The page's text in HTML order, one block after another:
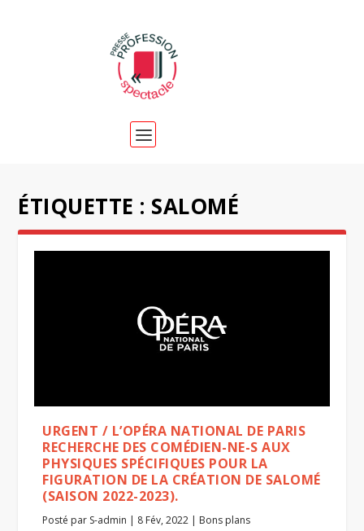
ÉTIQUETTE : SALOMÉ
URGENT / L’OPÉRA NATIONAL DE PARIS
RECHERCHE DES COMÉDIEN-NE-S AUX
PHYSIQUES SPÉCIFIQUES POUR LA
FIGURATION DE LA CRÉATION DE SALOMÉ
(SAISON 2022-2023).
Posté par S-admin | 8 Fév, 2022 | Bons plans